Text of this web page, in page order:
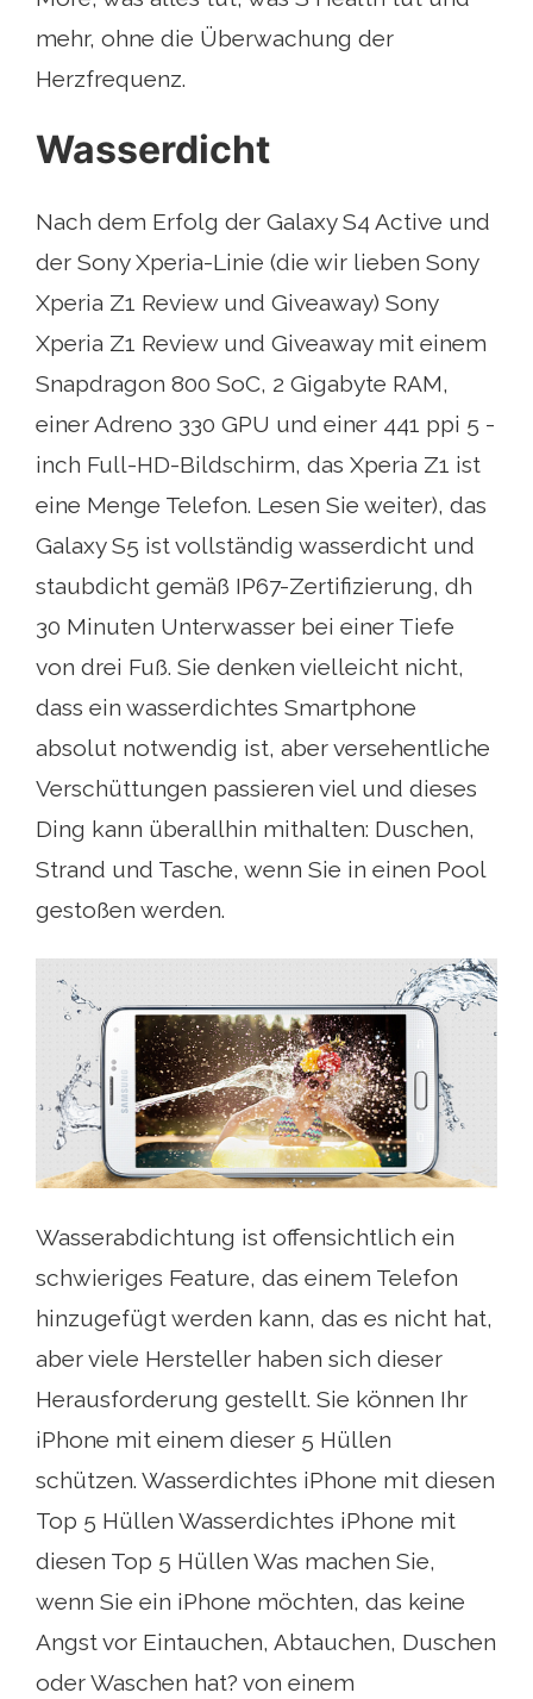
mehr, ohne die Überwachung der
Herzfrequenz.
Wasserdicht
Nach dem Erfolg der Galaxy S4 Active und
der Sony Xperia-Linie (die wir lieben Sony
Xperia Z1 Review und Giveaway) Sony
Xperia Z1 Review und Giveaway mit einem
Snapdragon 800 SoC, 2 Gigabyte RAM,
einer Adreno 330 GPU und einer 441 ppi 5 -
inch Full-HD-Bildschirm, das Xperia Z1 ist
eine Menge Telefon. Lesen Sie weiter), das
Galaxy S5 ist vollständig wasserdicht und
staubdicht gemäß IP67-Zertifizierung, dh
30 Minuten Unterwasser bei einer Tiefe
von drei Fuß. Sie denken vielleicht nicht,
dass ein wasserdichtes Smartphone
absolut notwendig ist, aber versehentliche
Verschüttungen passieren viel und dieses
Ding kann überallhin mithalten: Duschen,
Strand und Tasche, wenn Sie in einen Pool
gestoßen werden.
Wasserabdichtung ist offensichtlich ein
schwieriges Feature, das einem Telefon
hinzugefügt werden kann, das es nicht hat,
aber viele Hersteller haben sich dieser
Herausforderung gestellt. Sie können Ihr
iPhone mit einem dieser 5 Hüllen
schützen. Wasserdichtes iPhone mit diesen
Top 5 Hüllen Wasserdichtes iPhone mit
diesen Top 5 Hüllen Was machen Sie,
wenn Sie ein iPhone möchten, das keine
Angst vor Eintauchen, Abtauchen, Duschen
oder Waschen hat? von einem